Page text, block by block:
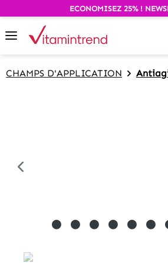
springen
ECONOMISEZ 25% !
CHAMPS D'APPLICATION